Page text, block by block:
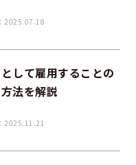
2025.07.18
して雇用することの
法を解説
2025.11.21